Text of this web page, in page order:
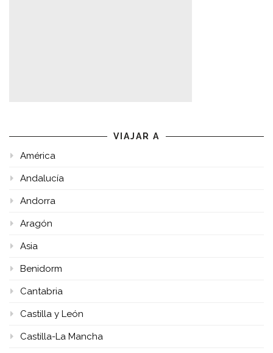
VIAJAR A
América
Andalucía
Andorra
Aragón
Asia
Benidorm
Cantabria
Castilla y León
Castilla-La Mancha